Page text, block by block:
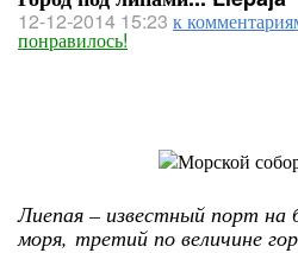
12-12-2014 15:23 к
понравилось!
Лиепая – известный порт на
моря, третий по величине